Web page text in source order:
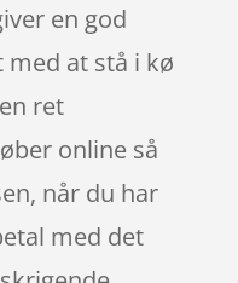
en god
at stå i kø
ret
online så
når du har
med det